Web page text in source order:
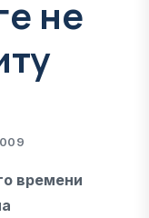
не
времени